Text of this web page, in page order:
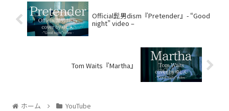
Official髭男dism『Pretender』- “Good
night” video –
Tom Waits『Martha』
ホーム YouTube